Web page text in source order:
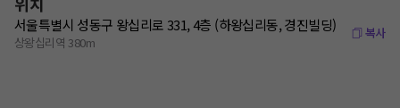
서울특별시 성동구 왕십리로 331, 4층 (하왕십리동, 경진빌딩)
상왕십리역 380m
복사